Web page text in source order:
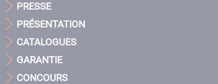
PRESSE
PRÉSENTATION
CATALOGUES
GARANTIE
CONCOURS